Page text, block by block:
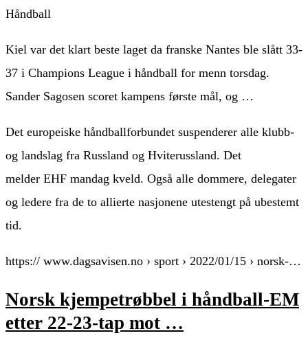
Håndball
Kiel var det klart beste laget da franske Nantes ble slått 33-
37 i Champions League i håndball for menn torsdag.
Sander Sagosen scoret kampens første mål, og …
Det europeiske håndballforbundet suspenderer alle klubb-
og landslag fra Russland og Hviterussland. Det
melder EHF mandag kveld. Også alle dommere, delegater
og ledere fra de to allierte nasjonene utestengt på ubestemt
tid.
https:// www.dagsavisen.no › sport › 2022/01/15 › norsk-…
Norsk kjempetrøbbel i håndball-EM
etter 22-23-tap mot …